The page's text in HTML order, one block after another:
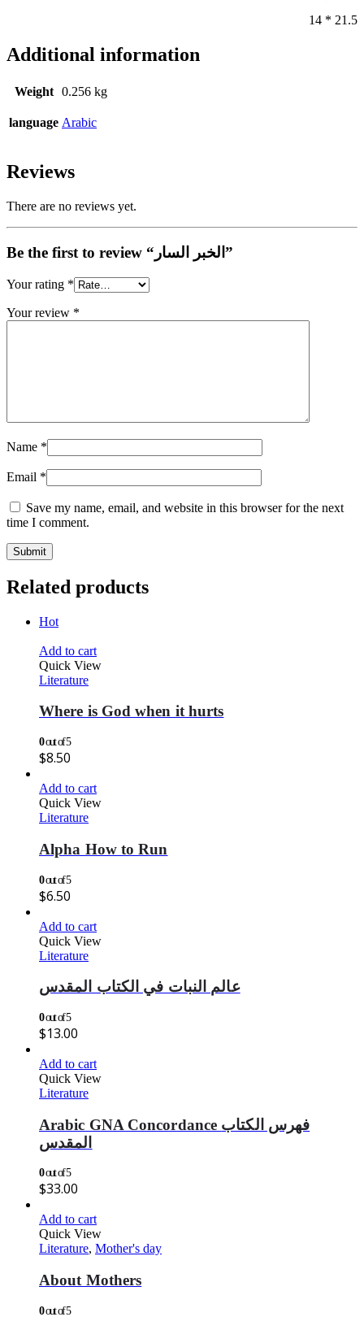
21.5 * 14
Additional information
Weight 0.256 kg
language Arabic
Reviews
There are no reviews yet.
Be the first to review “الخبر السار”
Your rating *
Your review *
Name *
Email *
Save my name, email, and website in this browser for the next
time I comment.
Related products
Hot
Add to cart
Quick View
Literature
Where is God when it hurts
0out of 5
$8.50
Add to cart
Quick View
Literature
Alpha How to Run
0out of 5
$6.50
Add to cart
Quick View
Literature
عالم النبات في الكتاب المقدس
0out of 5
$13.00
Add to cart
Quick View
Literature
Arabic GNA Concordance فهرس الكتاب
المقدس
0out of 5
$33.00
Add to cart
Quick View
Literature, Mother's day
About Mothers
0out of 5